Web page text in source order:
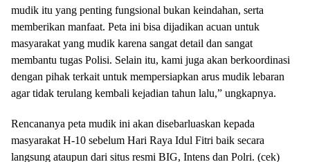
mudik itu yang penting fungsional bukan keindahan, serta
memberikan manfaat. Peta ini bisa dijadikan acuan untuk
masyarakat yang mudik karena sangat detail dan sangat
membantu tugas Polisi. Selain itu, kami juga akan berkoordinasi
dengan pihak terkait untuk mempersiapkan arus mudik lebaran
agar tidak terulang kembali kejadian tahun lalu,” ungkapnya.
Rencananya peta mudik ini akan disebarluaskan kepada
masyarakat H-10 sebelum Hari Raya Idul Fitri baik secara
langsung ataupun dari situs resmi BIG, Intens dan Polri. (cek)